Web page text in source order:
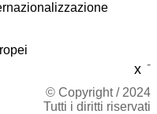
x -
© Copyright / 2024
Tutti i diritti riservati